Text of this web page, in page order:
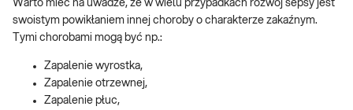
Warto mieć na uwadze, że w wielu przypadkach rozwój sepsy jest
swoistym powikłaniem innej choroby o charakterze zakaźnym.
Tymi chorobami mogą być np.:
Zapalenie wyrostka,
Zapalenie otrzewnej,
Zapalenie płuc,